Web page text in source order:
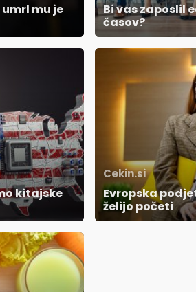
mu je
Bi vas zaposlil
časov?
kitajske
Cekin.si
Evropska
želijo početi